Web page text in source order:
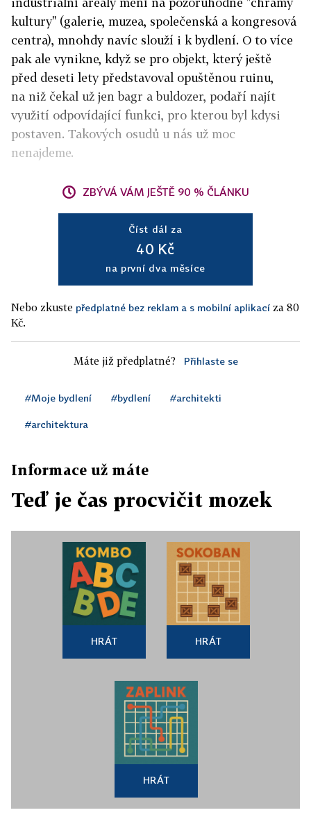
kultury" (galerie, muzea, společenská a kongresová
centra), mnohdy navíc slouží i k bydlení. O to více
pak ale vynikne, když se pro objekt, který ještě
před deseti lety představoval opuštěnou ruinu,
na niž čekal už jen bagr a buldozer, podaří najít
využití odpovídající funkci, pro kterou byl kdysi
postaven. Takových osudů u nás už moc
nenajdeme.
ZBÝVÁ VÁM JEŠTĚ 90 % ČLÁNKU
Číst dál za
40 Kč
na první dva měsíce
Nebo zkuste předplatné bez reklam a s mobilní aplikací za 80
Kč.
Máte již předplatné? Přihlaste se
#Moje bydlení #bydlení #architekti
#architektura
Informace už máte
Teď je čas procvičit mozek
HRÁT HRÁT
HRÁT